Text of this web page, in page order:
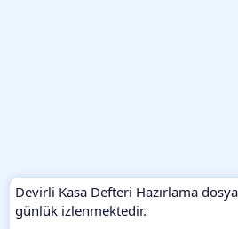
Devirli Kasa Defteri Hazırlama
günlük izlenmektedir.